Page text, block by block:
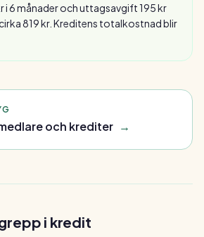
i 6 månader och uttagsavgift 195 kr
819 kr. Kreditens totalkostnad blir
och krediter →
i kredit